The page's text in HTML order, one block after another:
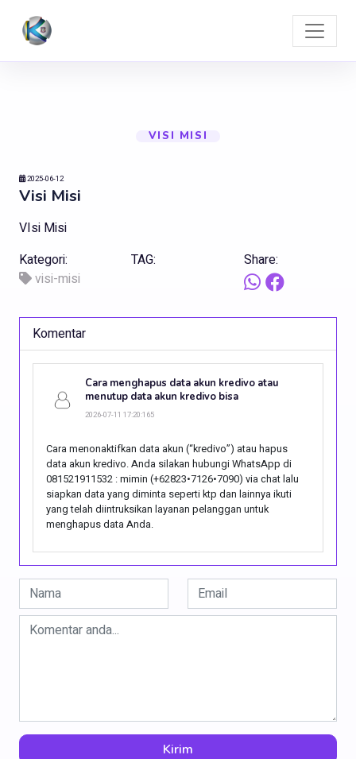
VISI MISI
2025-06-12
Visi Misi
VIsi Misi
Kategori:
visi-misi
TAG: Share:
Komentar
Cara menghapus data akun kredivo atau
menutup data akun kredivo bisa
2026-07-11 17:20:165
Cara menonaktifkan data akun (“kredivo”) atau hapus
data akun kredivo. Anda silakan hubungi WhatsApp di
081521911532 : mimin (+62823•7126•7090) via chat lalu
siapkan data yang diminta seperti ktp dan lainnya ikuti
yang telah diintruksikan layanan pelanggan untuk
menghapus data Anda.
Kirim